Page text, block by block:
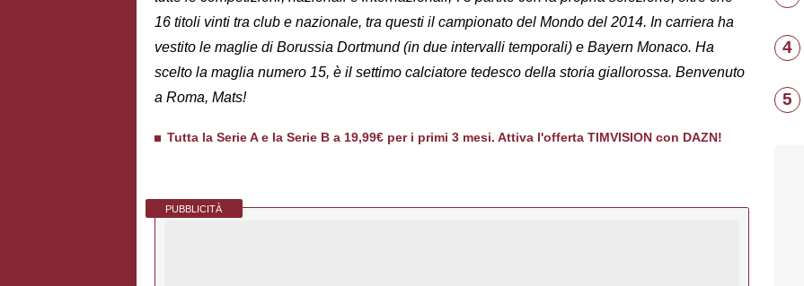
16 titoli vinti tra club e nazionale, tra questi il campionato del Mondo del 2014. In carriera ha
vestito le maglie di Borussia Dortmund (in due intervalli temporali) e Bayern Monaco. Ha
scelto la maglia numero 15, è il settimo calciatore tedesco della storia giallorossa. Benvenuto
a Roma, Mats!
Tutta la Serie A e la Serie B a 19,99€ per i primi 3 mesi. Attiva l'offerta TIMVISION con DAZN!
PUBBLICITÀ
4
5